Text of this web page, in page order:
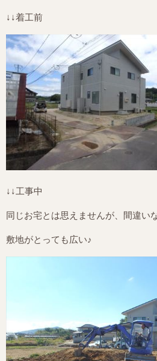
↓↓着工前
↓↓工事中
同じお宅とは思えませんが、間違い
敷地がとっても広い♪